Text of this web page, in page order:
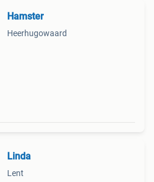
Hamster
Heerhugowaard
Linda
Lent